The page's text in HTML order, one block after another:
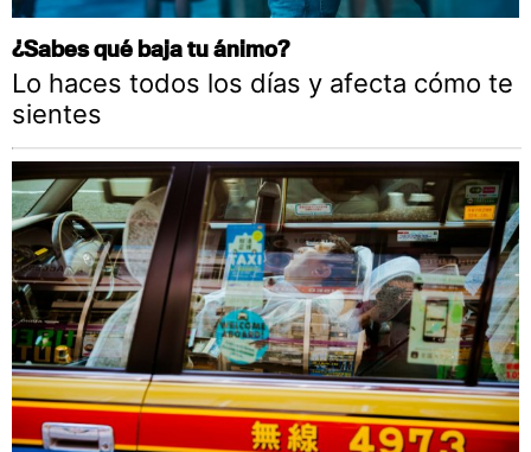
¿Sabes qué baja tu ánimo?
Lo haces todos los días y afecta cómo te
sientes